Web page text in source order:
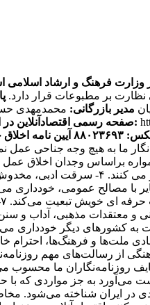
بر مطبوعات قرار دارد.
مدیر بازرگانی: محمدمهدی
صفحه رسمی اقتصادآنلاین در اینستاگرام:
آیین نامه
نگار ما به هیچ وجه
همواره براساس وجدان اخلاق
هستند. ۳- روزنامه‌نگاران اقتصاد آنلاین
تبعیت می‌کند. ۸- روزنامه‌نگار ما به
می‌آورد به جز مواردی که
تحلیلی اقتصادی در ایران